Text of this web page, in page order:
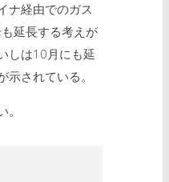
ナ経由でのガス
延長する考えが
しは10月にも延
されている。